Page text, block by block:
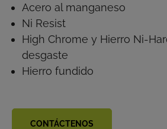
Acero al manganeso
Ni Resist
High Chrome y Hierro Ni-
desgaste
Hierro fundido
CONTÁCTENOS